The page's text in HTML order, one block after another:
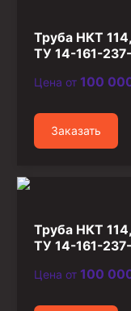
Труба НКТ
ТУ 14-161-
Цена от 100
Заказать
Труба НКТ
ТУ 14-161-
Цена от 100